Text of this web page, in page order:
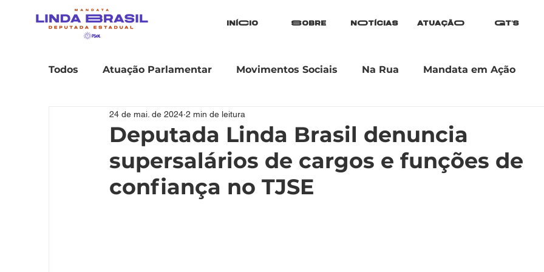
iníCio Sobre nOtícias atuaçãO Gt's
Todos Atuação Parlamentar Movimentos Sociais Na Rua Mandata em Ação
Deputada Linda Brasil denuncia
supersalários de cargos e funções de
confiança no TJSE
24 de mai. de 2024 2 min de leitura